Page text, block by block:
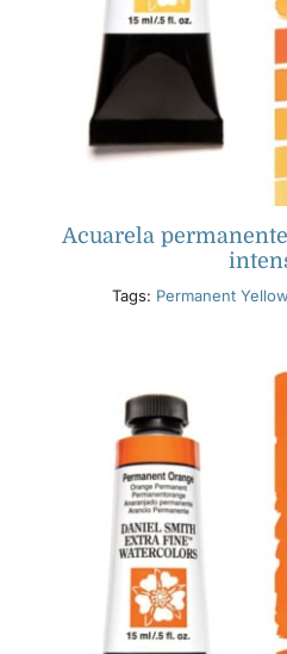
Acuarela
Tags: Permanent